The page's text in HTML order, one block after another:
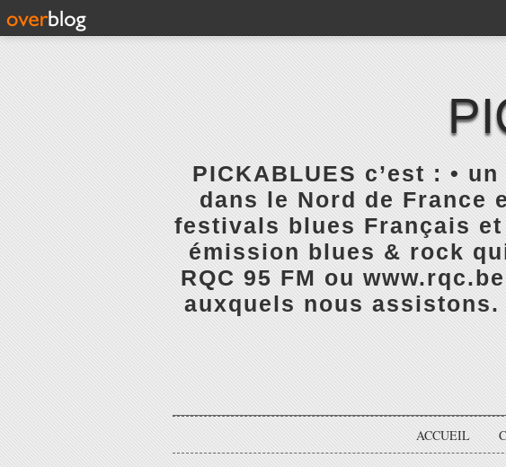
PICKABLUES c’est : •
dans le Nord de France
festivals blues Français et
émission blues & rock
RQC 95 FM ou
auxquels nous
ACCUEIL